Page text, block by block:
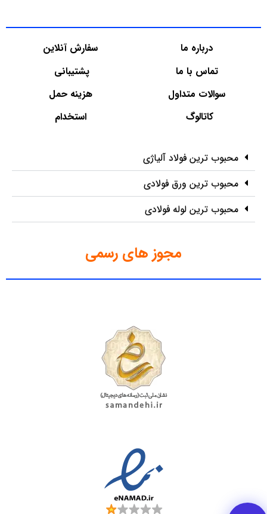
درباره ما
تماس با ما
سوالات متداول
کاتالوگ
سفارش آنلاین
پشتیبانی
هزینه حمل
استخدام
محبوب ترین فولاد آلیاژی
محبوب ترین ورق فولادی
محبوب ترین لوله فولادی
مجوز های رسمی